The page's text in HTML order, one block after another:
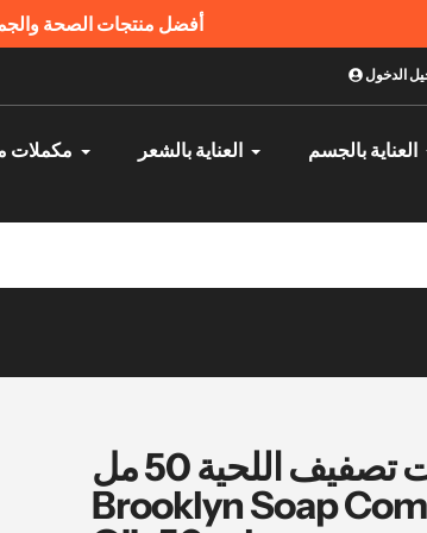
أفضل منتجات الصحة
الدخول
مكملات العناية بالشعر العناية بالجسم
بروكلين زيت تصفيف اللحية 50 مل -
Brooklyn Soap